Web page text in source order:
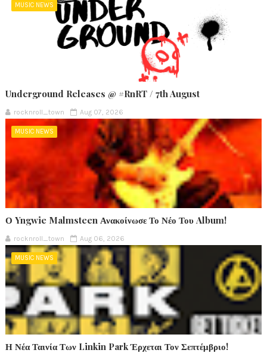
MUSIC NEWS
Underground Releases @ #RnRT / 7th August
rocknroll_town Aug 07, 2026
MUSIC NEWS
Ο Yngwie Malmsteen Ανακοίνωσε Το Νέο Του Album!
rocknroll_town Aug 06, 2026
MUSIC NEWS
Η Νέα Ταινία Των Linkin Park Έρχεται Τον Σεπτέμβριο!